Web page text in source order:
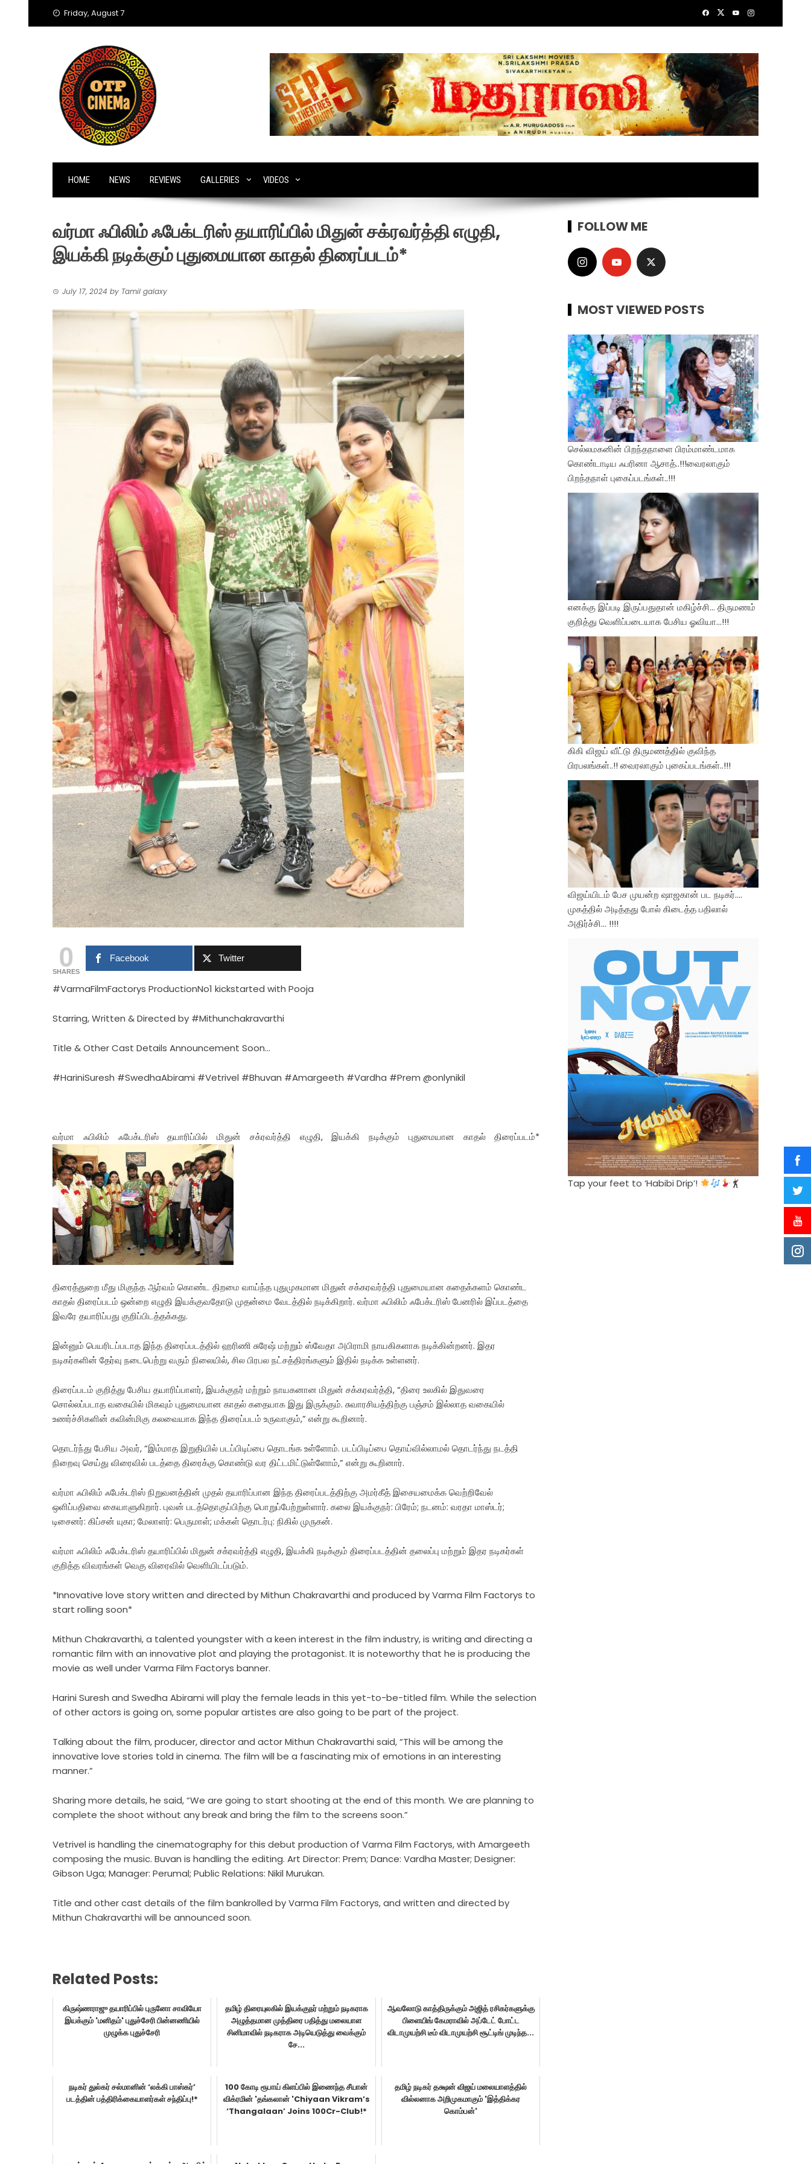
Friday, August 7
HOME NEWS REVIEWS GALLERIES VIDEOS
வர்மா ஃபிலிம் ஃபேக்டரிஸ் தயாரிப்பில் மிதுன் சக்ரவர்த்தி எழுதி,
இயக்கி நடிக்கும் புதுமையான காதல் திரைப்படம்*
July 17, 2024 by Tamil galaxy
0
SHARES
Facebook Twitter
#VarmaFilmFactorys ProductionNo1 kickstarted with Pooja
Starring, Written & Directed by #Mithunchakravarthi
Title & Other Cast Details Announcement Soon…
#HariniSuresh #SwedhaAbirami #Vetrivel #Bhuvan #Amargeeth #Vardha #Prem @onlynikil
வர்மா ஃபிலிம் ஃபேக்டரிஸ் தயாரிப்பில் மிதுன் சக்ரவர்த்தி எழுதி, இயக்கி நடிக்கும் புதுமையான காதல் திரைப்படம்*
திரைத்துறை மீது மிகுந்த ஆர்வம் கொண்ட திறமை வாய்ந்த புதுமுகமான மிதுன் சக்கரவர்த்தி புதுமையான கதைக்களம் கொண்ட
காதல் திரைப்படம் ஒன்றை எழுதி இயக்குவதோடு முதன்மை வேடத்தில் நடிக்கிறார். வர்மா ஃபிலிம் ஃபேக்டரிஸ் பேனரில் இப்படத்தை
இவரே தயாரிப்பது குறிப்பிடத்தக்கது.
இன்னும் பெயரிடப்படாத இந்த திரைப்படத்தில் ஹரிணி சுரேஷ் மற்றும் ஸ்வேதா அபிராமி நாயகிகளாக நடிக்கின்றனர். இதர
நடிகர்களின் தேர்வு நடைபெற்று வரும் நிலையில், சில பிரபல நட்சத்திரங்களும் இதில் நடிக்க உள்ளனர்.
திரைப்படம் குறித்து பேசிய தயாரிப்பாளர், இயக்குநர் மற்றும் நாயகனான மிதுன் சக்கரவர்த்தி, “திரை உலகில் இதுவரை
சொல்லப்படாத வகையில் மிகவும் புதுமையான காதல் கதையாக இது இருக்கும். சுவாரசியத்திற்கு பஞ்சம் இல்லாத வகையில்
உணர்ச்சிகளின் கவின்மிகு கலவையாக இந்த திரைப்படம் உருவாகும்,” என்று கூறினார்.
தொடர்ந்து பேசிய அவர், “இம்மாத இறுதியில் படப்பிடிப்பை தொடங்க உள்ளோம். படப்பிடிப்பை தொய்வில்லாமல் தொடர்ந்து நடத்தி
நிறைவு செய்து விரைவில் படத்தை திரைக்கு கொண்டு வர திட்டமிட்டுள்ளோம்,” என்று கூறினார்.
வர்மா ஃபிலிம் ஃபேக்டரிஸ் நிறுவனத்தின் முதல் தயாரிப்பான இந்த திரைப்படத்திற்கு அமர்கீத் இசையமைக்க வெற்றிவேல்
ஒளிப்பதிவை கையாளுகிறார். புவன் படத்தொகுப்பிற்கு பொறுப்பேற்றுள்ளார். கலை இயக்குநர்: பிரேம்; நடனம்: வரதா மாஸ்டர்;
டிசைனர்: கிப்சன் யுகா; மேலாளர்: பெருமாள்; மக்கள் தொடர்பு: நிகில் முருகன்.
வர்மா ஃபிலிம் ஃபேக்டரிஸ் தயாரிப்பில் மிதுன் சக்ரவர்த்தி எழுதி, இயக்கி நடிக்கும் திரைப்படத்தின் தலைப்பு மற்றும் இதர நடிகர்கள்
குறித்த விவரங்கள் வெகு விரைவில் வெளியிடப்படும்.
*Innovative love story written and directed by Mithun Chakravarthi and produced by Varma Film Factorys to
start rolling soon*
Mithun Chakravarthi, a talented youngster with a keen interest in the film industry, is writing and directing a
romantic film with an innovative plot and playing the protagonist. It is noteworthy that he is producing the
movie as well under Varma Film Factorys banner.
Harini Suresh and Swedha Abirami will play the female leads in this yet-to-be-titled film. While the selection
of other actors is going on, some popular artistes are also going to be part of the project.
Talking about the film, producer, director and actor Mithun Chakravarthi said, “This will be among the
innovative love stories told in cinema. The film will be a fascinating mix of emotions in an interesting
manner.”
Sharing more details, he said, “We are going to start shooting at the end of this month. We are planning to
complete the shoot without any break and bring the film to the screens soon.”
Vetrivel is handling the cinematography for this debut production of Varma Film Factorys, with Amargeeth
composing the music. Buvan is handling the editing. Art Director: Prem; Dance: Vardha Master; Designer:
Gibson Uga; Manager: Perumal; Public Relations: Nikil Murukan.
Title and other cast details of the film bankrolled by Varma Film Factorys, and written and directed by
Mithun Chakravarthi will be announced soon.
Related Posts:
கிருஷ்ணராஜு தயாரிப்பில் புருனோ சாவியோ
இயக்கும் 'மனிதம்' புதுச்சேரி பின்னணியில்
முழுக்க புதுச்சேரி
தமிழ் திரையுலகில் இயக்குநர் மற்றும் நடிகராக
அழுத்தமான முத்திரை பதித்து மலையாள
சினிமாவில் நடிகராக அடியெடுத்து வைக்கும்
சே...
ஆவலோடு காத்திருக்கும் அஜித் ரசிகர்களுக்கு
பிளையிங் கேமராவில் அப்டேட் போட்ட
விடாமுயற்சி டீம் விடாமுயற்சி சூட்டிங் முடிந்த...
நடிகர் துல்கர் சல்மானின் ‘லக்கி பாஸ்கர்’
படத்தின் பத்திரிக்கையாளர்கள் சந்திப்பு!*
100 கோடி ரூபாய் கிளப்பில் இணைந்த சீயான்
விக்ரமின் 'தங்கலான் 'Chiyaan Vikram’s
‘Thangalaan’ Joins 100Cr-Club!*
தமிழ் நடிகர் தக்ஷன் விஜய் மலையாளத்தில்
வில்லனாக அறிமுகமாகும் 'இத்திக்கர
கொம்பன்'
FOLLOW ME
MOST VIEWED POSTS
செல்லமகனின் பிறந்தநாளை பிரம்மாண்டமாக
கொண்டாடிய ஃபரினா ஆசாத்..!!!வைரலாகும்
பிறந்தநாள் புகைப்படங்கள்..!!!
எனக்கு இப்படி இருப்பதுதான் மகிழ்ச்சி… திருமணம்
குறித்து வெளிப்படையாக பேசிய ஓவியா…!!!
கிகி விஜய் வீட்டு திருமணத்தில் குவிந்த
பிரபலங்கள்..!! வைரலாகும் புகைப்படங்கள்..!!!
விஜய்யிடம் பேச முயன்ற ஷாஜகான் பட நடிகர்….
முகத்தில் அடித்தது போல் கிடைத்த பதிலால்
அதிர்ச்சி… !!!!
Tap your feet to ‘Habibi Drip’!